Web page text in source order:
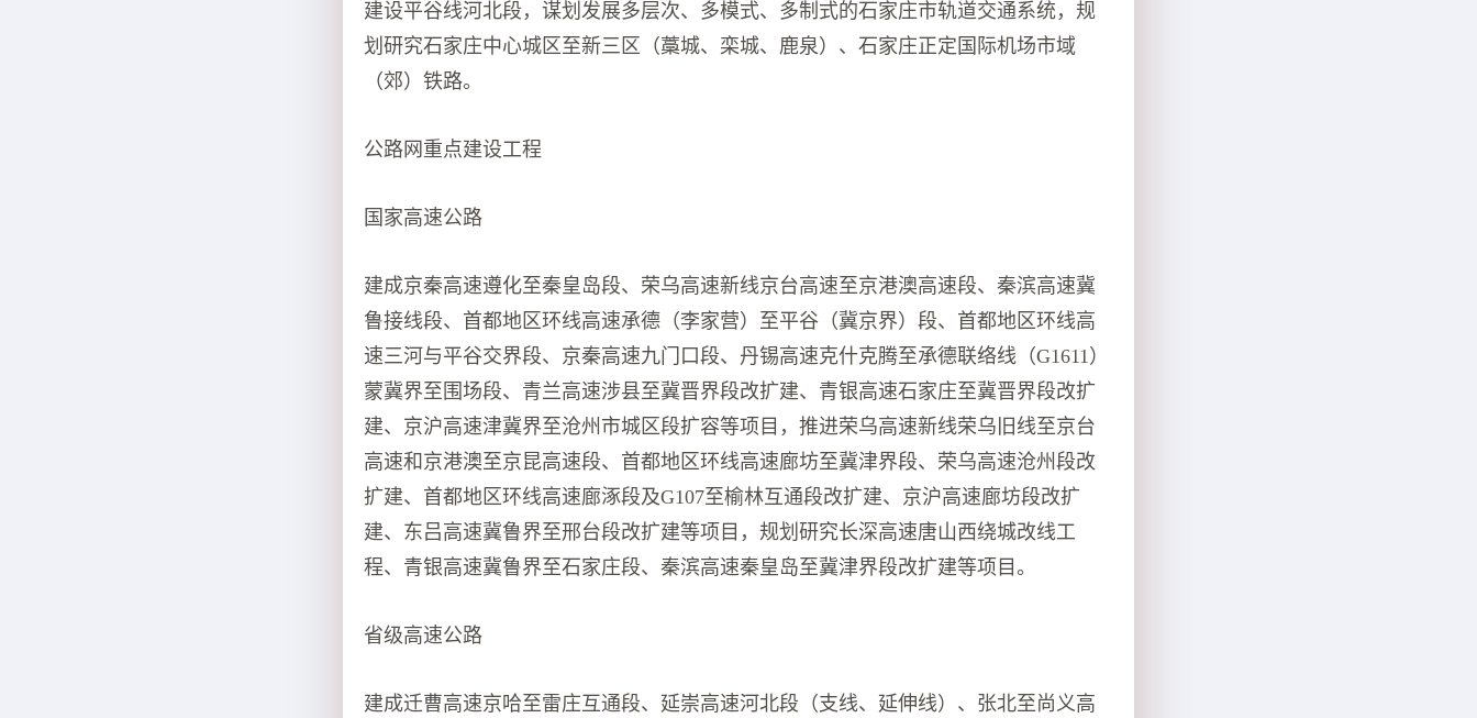
建设平谷线河北段，谋划发展多层次、多模式、多制式的石家庄市轨道交通系统，规
划研究石家庄中心城区至新三区（藁城、栾城、鹿泉）、石家庄正定国际机场市域
（郊）铁路。
公路网重点建设工程
国家高速公路
建成京秦高速遵化至秦皇岛段、荣乌高速新线京台高速至京港澳高速段、秦滨高速冀
鲁接线段、首都地区环线高速承德（李家营）至平谷（冀京界）段、首都地区环线高
速三河与平谷交界段、京秦高速九门口段、丹锡高速克什克腾至承德联络线（G1611）
蒙冀界至围场段、青兰高速涉县至冀晋界段改扩建、青银高速石家庄至冀晋界段改扩
建、京沪高速津冀界至沧州市城区段扩容等项目，推进荣乌高速新线荣乌旧线至京台
高速和京港澳至京昆高速段、首都地区环线高速廊坊至冀津界段、荣乌高速沧州段改
扩建、首都地区环线高速廊涿段及G107至榆林互通段改扩建、京沪高速廊坊段改扩
建、东吕高速冀鲁界至邢台段改扩建等项目，规划研究长深高速唐山西绕城改线工
程、青银高速冀鲁界至石家庄段、秦滨高速秦皇岛至冀津界段改扩建等项目。
省级高速公路
建成迁曹高速京哈至雷庄互通段、延崇高速河北段（支线、延伸线）、张北至尚义高